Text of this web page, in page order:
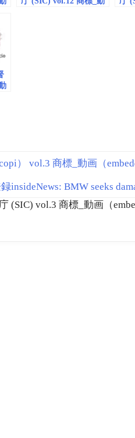
） vol.3 商標_動画（
insideNews: BMW seeks
(SIC) vol.3 商標_動画（